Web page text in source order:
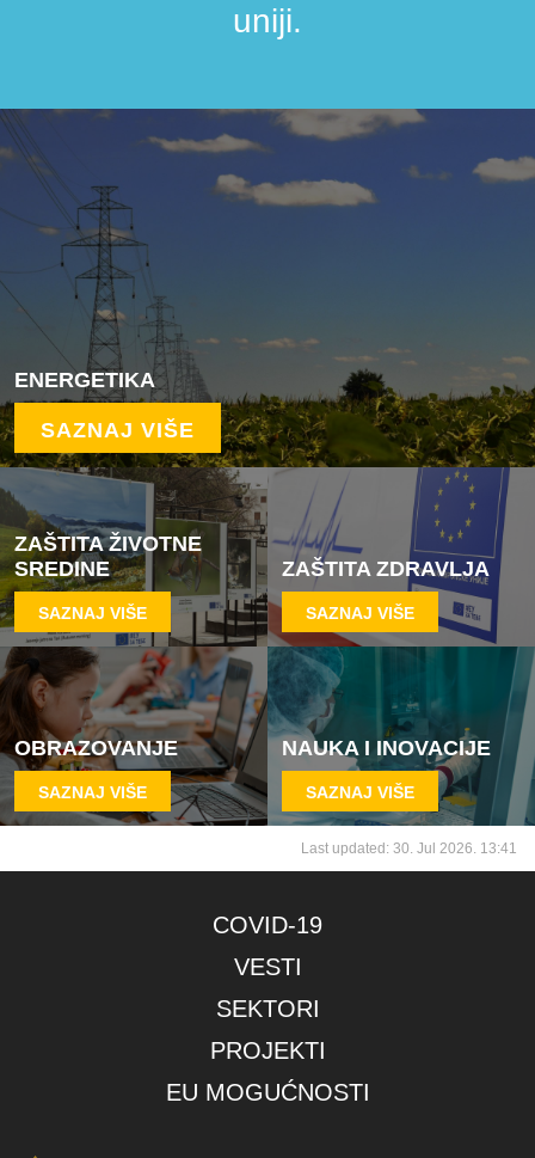
uniji.
ENERGETIKA
SAZNAJ VIŠE
ZAŠTITA ŽIVOTNE
SREDINE
SAZNAJ VIŠE
ZAŠTITA ZDRAVLJA
SAZNAJ VIŠE
OBRAZOVANJE
SAZNAJ VIŠE
NAUKA I INOVACIJE
SAZNAJ VIŠE
Last updated: 30. Jul 2026. 13:41
COVID-19
VESTI
SEKTORI
PROJEKTI
EU MOGUĆNOSTI